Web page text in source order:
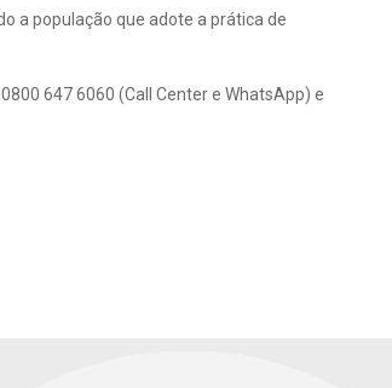
a população que adote a prática de
647 6060 (Call Center e WhatsApp) e